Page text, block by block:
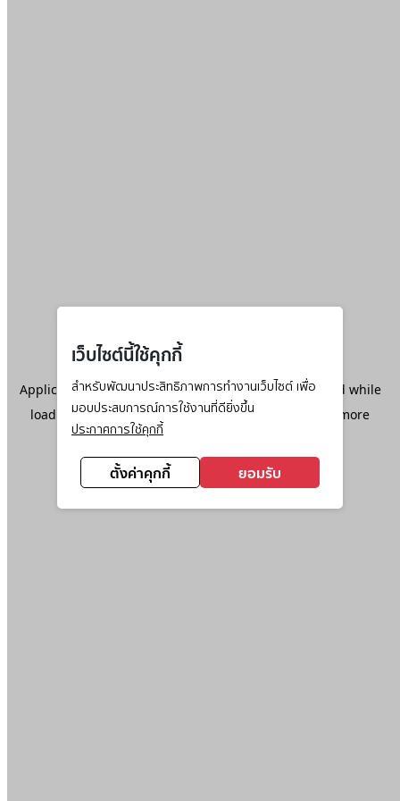
เว็บไซต์นี้ใช้คุกกี้
สำหรับพัฒนาประสิทธิภาพการทำงานเว็บไซต์ เพื่อ
มอบประสบการณ์การใช้งานที่ดียิ่งขึ้น
ประกาศการใช้คุกกี้
ตั้งค่าคุกกี้ ยอมรับ
Application error: aclient-side exception has occurred while
loadingwww.ktc.co.th(see the browser console
for more
information).